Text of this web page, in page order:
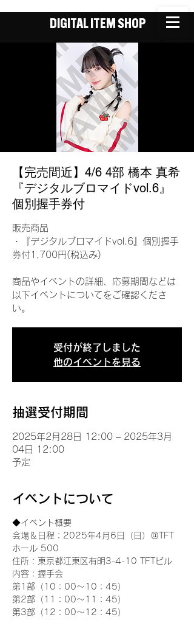
DIGITAL ITEM SHOP
【完売間近】4/6 4部 橋本 真希
『デジタルブロマイドvol.6』
個別握手券付
販売商品
・『デジタルブロマイドvol.6』個別握手
券付1,700円(税込み)
商品やイベントの詳細、応募期間などは
以下イベントについてをご確認くださ
い。
受付が終了しました
他のイベントを見る
抽選受付期間
2025年2月28日 12:00 – 2025年3月
04日 12:00
予定
イベントについて
◆イベント概要
会場＆日程：2025年4月6日（日）＠TFT
ホール 500
住所：東京都江東区有明3-4-10 TFTビル
内容：握手会
第1部（10：00～10：45）
第2部（11：00～11：45）
第3部（12：00～12：45）